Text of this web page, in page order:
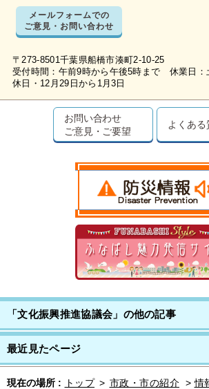
メールフォームでの
ご意見・お問い合わせ
〒273-8501千葉県船橋市湊町2-10-25
受付時間：午前9時から午後5時まで 休業日：
休日・12月29日から1月3日
お問い合わせ
ご意見・ご要望
よくある
「文化振興推進協議会」の他の記事
最近見たページ
現在の場所 : トップ > 市政・市の紹介 >情